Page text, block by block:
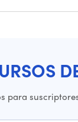
para